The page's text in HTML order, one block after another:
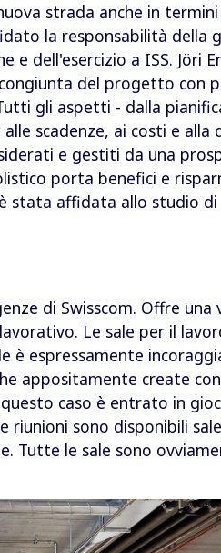
strada anche in
la responsabilità della
dell'esercizio a ISS. Jöri
del progetto con
gli aspetti - dalla
scadenze, ai costi e alla
e gestiti da una
porta benefici e
stata affidata allo studio
di Swisscom. Offre una
Le sale per il
è espressamente
appositamente create
caso è entrato in
riunioni sono disponibili
Tutte le sale sono